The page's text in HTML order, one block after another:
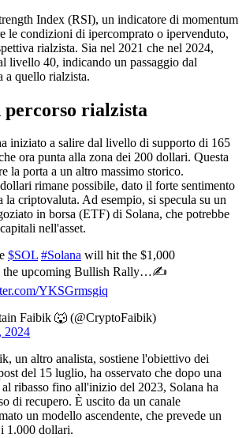
Index (RSI), un indicatore di momentum
le condizioni di ipercomprato o ipervenduto,
rialzista. Sia nel 2021 che nel 2024,
livello 40, indicando un passaggio dal
a quello rialzista.
percorso rialzista
iniziato a salire dal livello di supporto di 165
ora punta alla zona dei 200 dollari. Questa
la porta a un altro massimo storico.
rimane possibile, dato il forte sentimento
la criptovaluta. Ad esempio, si specula su un
in borsa (ETF) di Solana, che potrebbe
nell'asset.
$SOL #Solana will hit the $1,000
the upcoming Bullish Rally…✍️
YKSGrmsgiq
Faibik 🐺 (@CryptoFaibik)
2024
un altro analista, sostiene l'obiettivo dei
del 15 luglio, ha osservato che dopo una
ribasso fino all'inizio del 2023, Solana ha
di recupero. È uscito da un canale
un modello ascendente, che prevede un
1.000 dollari.